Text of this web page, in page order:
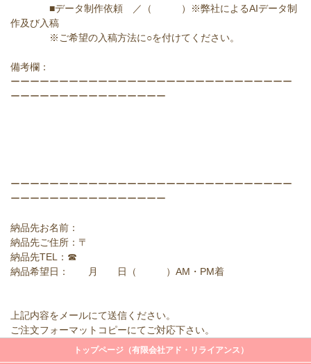
■データ制作依頼 ／（ ）※弊社によるAIデータ制
作及び入稿
※ご希望の入稿方法に○を付けてください。
備考欄：
ーーーーーーーーーーーーーーーーーーーーーーーーーーーーー
ーーーーーーーーーーーーーーーー
ーーーーーーーーーーーーーーーーーーーーーーーーーーーーー
ーーーーーーーーーーーーーーーー
納品先お名前：
納品先ご住所：〒
納品先TEL：☎
納品希望日： 月 日（ ）AM・PM着
上記内容をメールにて送信ください。
ご注文フォーマットコピーにてご対応下さい。
トップページ（有限会社アド・リライアンス）